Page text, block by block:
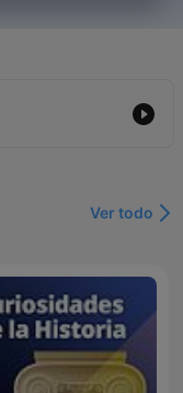
Ver todo